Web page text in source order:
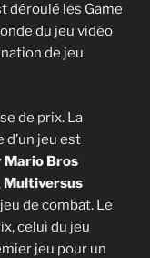
déroulé les Game
du jeu vidéo
de jeu
de prix. La
jeu est
Mario Bros
Multiversus
de combat. Le
celui du jeu
jeu pour un